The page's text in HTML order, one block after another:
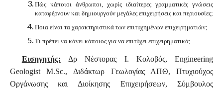
Πώς κάποιοι άνθρωποι, χωρίς ιδιαίτερες γραμματικές γνώσεις
καταφέρνουν και δημιουργούν μεγάλες επιχειρήσεις και περιουσίες;
Ποια είναι τα χαρακτηριστικά των επιτυχημένων επιχειρηματιών;
Τι πρέπει να κάνει κάποιος για να επιτύχει επιχειρηματικά;
Εισηγητής: Δρ Νέστορας Ι. Κολοβός,Engineering
Geologist
M.Sc., Διδάκτωρ Γεωλογίας ΑΠΘ, Πτυχιούχος
Οργάνωσης και Διοίκησης Επιχειρήσεων, Σύμβουλος